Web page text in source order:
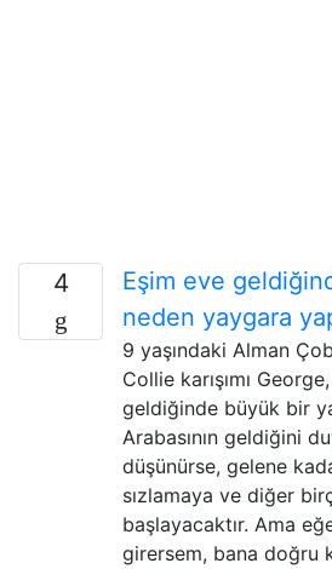
4
Eşim eve
neden yaygara
9 yaşındaki Alman
Collie karışımı
geldiğinde büyük bir
Arabasının geldiğini
düşünürse, gelene
sızlamaya ve diğer
başlayacaktır. Ama
girersem, bana doğru